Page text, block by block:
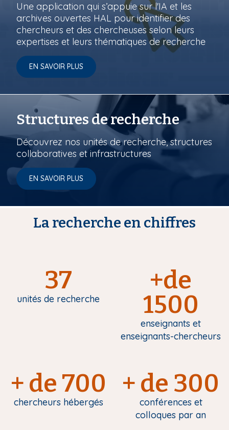
Une application qui s’appuie sur l'IA et les
archives ouvertes HAL pour identifier des
chercheurs et des chercheuses selon leurs
expertises et leurs thématiques de recherche
EN SAVOIR PLUS
Structures de recherche
Découvrez nos unités de recherche, structures
collaboratives et infrastructures
EN SAVOIR PLUS
La recherche en chiffres
37
unités de recherche
+de
1500
enseignants et
enseignants-chercheurs
+ de 700
chercheurs hébergés
+ de 300
conférences et
colloques par an